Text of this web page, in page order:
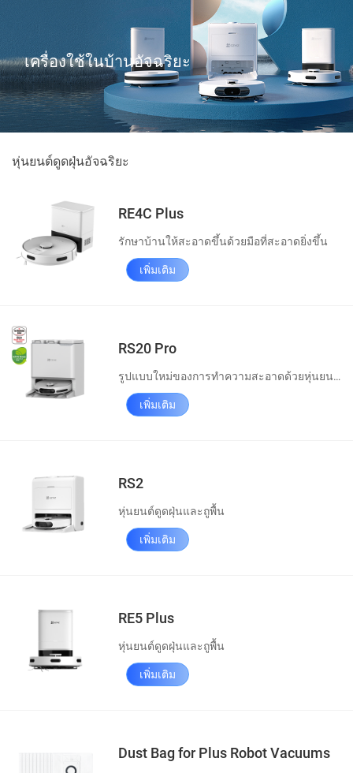
เครื่องใช้ในบ้านอัจฉริยะ
หุ่นยนต์ดูดฝุ่นอัจฉริยะ
RE4C Plus
รักษาบ้านให้สะอาดขึ้นด้วยมือที่สะอาดยิ่งขึ้น
เพิ่มเติม
RS20 Pro
รูปแบบใหม่ของการทำความสะอาดด้วยหุ่นยนต์แบบแฮนด์ฟรี
เพิ่มเติม
RS2
หุ่นยนต์ดูดฝุ่นและถูพื้น
เพิ่มเติม
RE5 Plus
หุ่นยนต์ดูดฝุ่นและถูพื้น
เพิ่มเติม
Dust Bag for Plus Robot Vacuums